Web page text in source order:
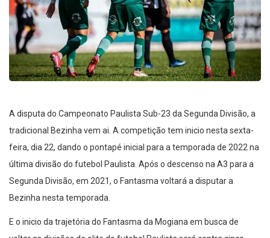
A disputa do Campeonato Paulista Sub-23 da Segunda Divisão, a
tradicional Bezinha vem ai. A competição tem inicio nesta sexta-
feira, dia 22, dando o pontapé inicial para a temporada de 2022 na
última divisão do futebol Paulista. Após o descenso na A3 para a
Segunda Divisão, em 2021, o Fantasma voltará a disputar a
Bezinha nesta temporada.
E o inicio da trajetória do Fantasma da Mogiana em busca de